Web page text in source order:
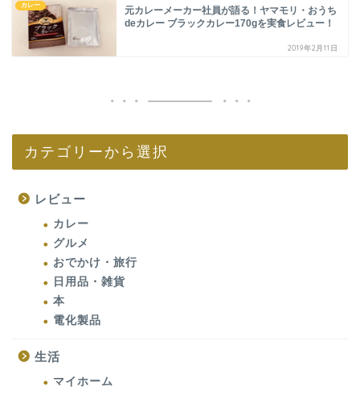
カレー
元カレーメーカー社員が語る！ヤマモリ・おうち
deカレー ブラックカレー170gを実食レビュー！
2019年2月11日
カテゴリーから選択
レビュー
カレー
グルメ
おでかけ・旅行
日用品・雑貨
本
電化製品
生活
マイホーム